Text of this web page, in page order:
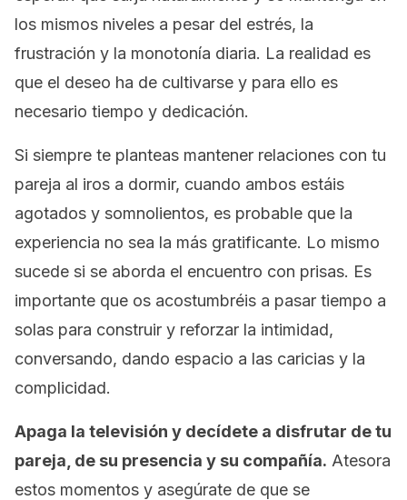
los mismos niveles a pesar del estrés, la
frustración y la monotonía diaria. La realidad es
que el deseo ha de cultivarse y para ello es
necesario tiempo y dedicación.
Si siempre te planteas mantener relaciones con tu
pareja al iros a dormir, cuando ambos estáis
agotados y somnolientos, es probable que la
experiencia no sea la más gratificante. Lo mismo
sucede si se aborda el encuentro con prisas. Es
importante que os acostumbréis a pasar tiempo a
solas para construir y reforzar la intimidad,
conversando, dando espacio a las caricias y la
complicidad.
Apaga la televisión y decídete a disfrutar de tu
pareja, de su presencia y su compañía. Atesora
estos momentos y asegúrate de que se